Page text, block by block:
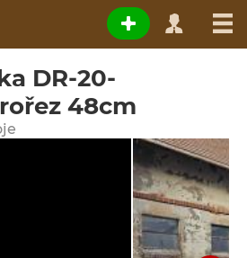
DR-20-
48cm